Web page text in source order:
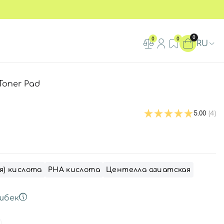
0 0 0
RU
Pad
5.00 (4)
кислота РНА кислота Центелла азиатская